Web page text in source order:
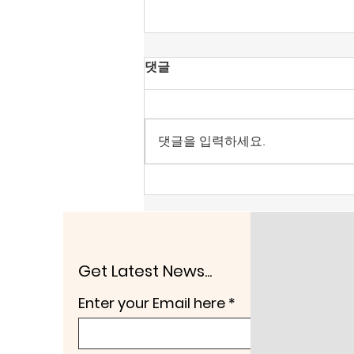
[조맹기 논평] 중국·북한 상전
아야 한다. 헌법정신의 보통선거,
평등선거, 직접선거, 비밀선거 4원
한반도 비핵화 공동선언과 함께 주
시켰다. 두 가지 이유 때문에
댓글
댓글을 입력하세요.
Get Latest News...
Enter your Email here